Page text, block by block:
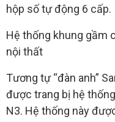
hộp số tự động 6 cấp.
Hệ thống khung gầm
nội thất
Tương tự “đàn anh”
được trang bị hệ
N3. Hệ thống này